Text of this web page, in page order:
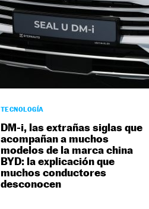
TECNOLOGÍA
DM-i, las extrañas siglas que
acompañan a muchos
modelos de la marca china
BYD: la explicación que
muchos conductores
desconocen